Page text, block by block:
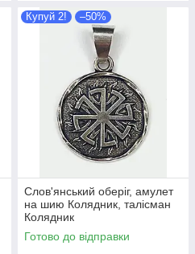
Купуй 2! –50%
Слов'янський оберіг, амулет
на шию Колядник, талісман
Колядник
Готово до відправки